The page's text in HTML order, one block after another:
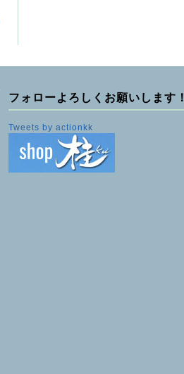
フォローよろしくお願いします！
Tweets by actionkk